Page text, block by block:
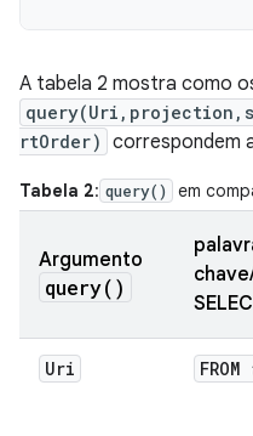
A tabela 2 mostra como
rtOrder) correspondem
Tabela 2: query() em
Argumento
query()
Uri FROM